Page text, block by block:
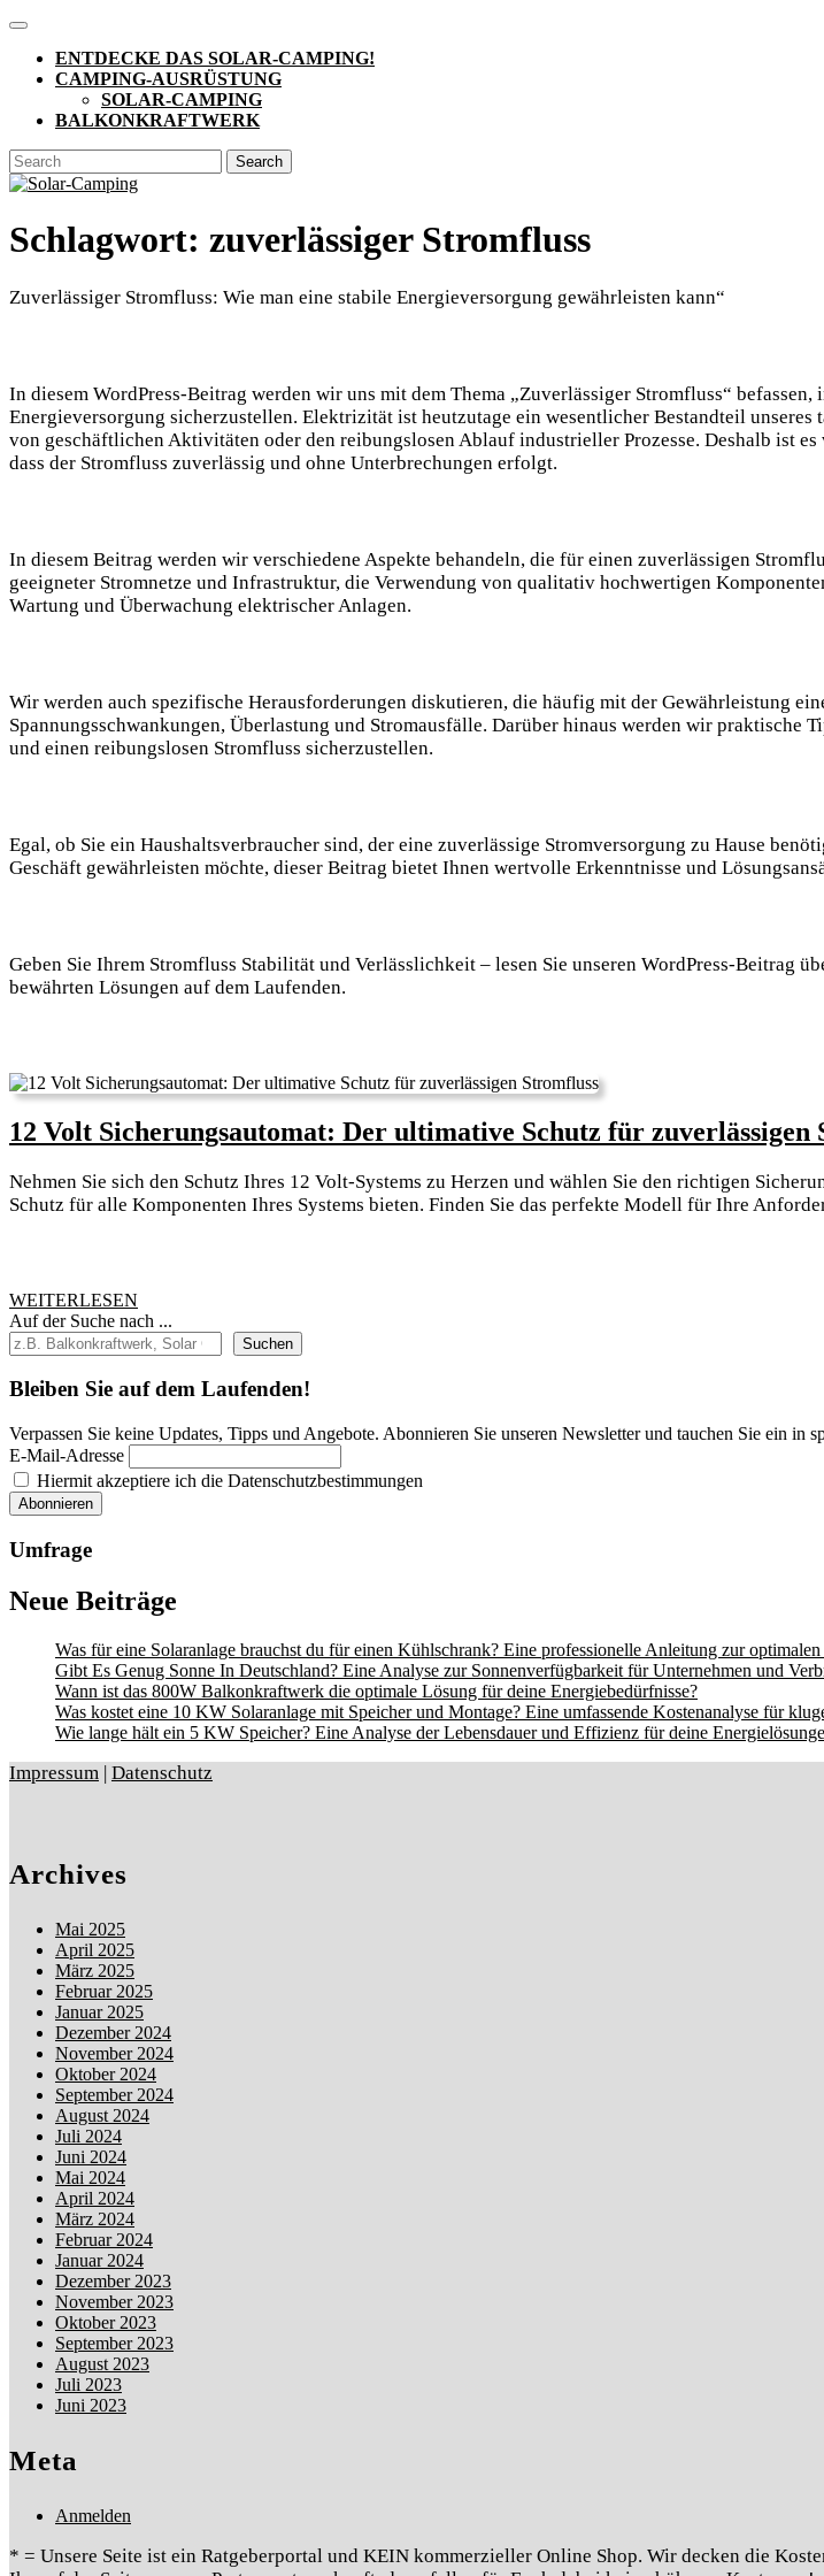
Skip
content
Open
ButtonENTDECKE DAS SOLAR-CAMPING!
CAMPING-AUSRÜSTUNG
SOLAR-CAMPING
BALKONKRAFTWERK
CLOSE
BUTTON
Search
for:
Schlagwort: zuverlässiger Stromfluss
Zuverlässiger Stromfluss: Wie man eine stabile Energieversorgung gewährleisten kann“
In diesem WordPress-Beitrag werden wir uns mit dem Thema „Zuverlässiger Stromfluss“
Energieversorgung sicherzustellen. Elektrizität ist heutzutage ein wesentlicher Bestandteil
von geschäftlichen Aktivitäten oder den reibungslosen Ablauf industrieller Prozesse. Deshalb ist
dass der Stromfluss zuverlässig und ohne Unterbrechungen erfolgt.
In diesem Beitrag werden wir verschiedene Aspekte behandeln, die für einen zuverlässigen
geeigneter Stromnetze und Infrastruktur, die Verwendung von qualitativ hochwertigen
Wartung und Überwachung elektrischer Anlagen.
Wir werden auch spezifische Herausforderungen diskutieren, die häufig mit der Gewährleistung
Spannungsschwankungen, Überlastung und Stromausfälle. Darüber hinaus werden wir praktische
und einen reibungslosen Stromfluss sicherzustellen.
Egal, ob Sie ein Haushaltsverbraucher sind, der eine zuverlässige Stromversorgung zu Hause
Geschäft gewährleisten möchte, dieser Beitrag bietet Ihnen wertvolle Erkenntnisse und
Geben Sie Ihrem Stromfluss Stabilität und Verlässlichkeit – lesen Sie unseren WordPress-Beitrag
bewährten Lösungen auf dem Laufenden.
12 Volt Sicherungsautomat: Der ultimative Schutz für zuverlässigen
Nehmen Sie sich den Schutz Ihres 12 Volt-Systems zu Herzen und wählen Sie den richtigen
Schutz für alle Komponenten Ihres Systems bieten. Finden Sie das perfekte Modell für Ihre
WEITERLESEN
Auf der Suche nach ...
Suchen
Bleiben Sie auf dem Laufenden!
Verpassen Sie keine Updates, Tipps und Angebote. Abonnieren Sie unseren Newsletter und tauchen Sie ein in
E-Mail-Adresse
Hiermit akzeptiere ich die Datenschutzbestimmungen
Umfrage
Neue Beiträge
Was für eine Solaranlage brauchst du für einen Kühlschrank? Eine professionelle Anleitung zur
Gibt Es Genug Sonne In Deutschland? Eine Analyse zur Sonnenverfügbarkeit für Unternehmen und
Wann ist das 800W Balkonkraftwerk die optimale Lösung für deine Energiebedürfnisse?
Was kostet eine 10 KW Solaranlage mit Speicher und Montage? Eine umfassende Kostenanalyse für
Wie lange hält ein 5 KW Speicher? Eine Analyse der Lebensdauer und Effizienz für deine
Impressum | Datenschutz
Archives
Mai 2025
April 2025
März 2025
Februar 2025
Januar 2025
Dezember 2024
November 2024
Oktober 2024
September 2024
August 2024
Juli 2024
Juni 2024
Mai 2024
April 2024
März 2024
Februar 2024
Januar 2024
Dezember 2023
November 2023
Oktober 2023
September 2023
August 2023
Juli 2023
Juni 2023
Meta
Anmelden
* = Unsere Seite ist ein Ratgeberportal und KEIN kommerzieller Online Shop. Wir decken die